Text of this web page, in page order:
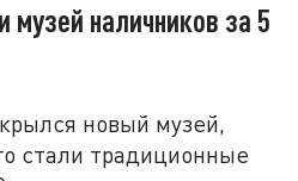
наличников за 5
новый музей,
стали традиционные